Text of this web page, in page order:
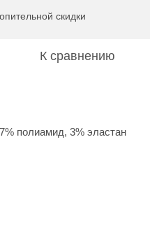
скидки
К сравнению
полиамид, 3% эластан